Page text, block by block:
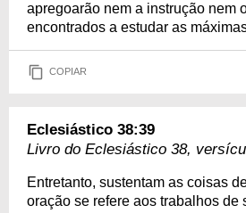
apregoarão nem a instrução nem
encontrados a estudar as
COPIAR
Eclesiástico 38:39
Livro do Eclesiástico 38,
Entretanto, sustentam as coisas
oração se refere aos trabalhos de